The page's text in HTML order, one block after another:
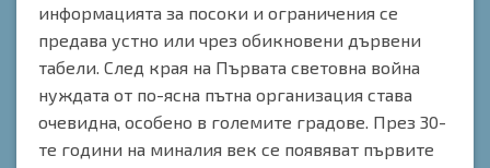
информацията за посоки и ограничения се
предава устно или чрез обикновени дървени
табели. След края на Първата световна война
нуждата от по-ясна пътна организация става
очевидна, особено в големите градове. През 30-
те години на миналия век се появяват първите